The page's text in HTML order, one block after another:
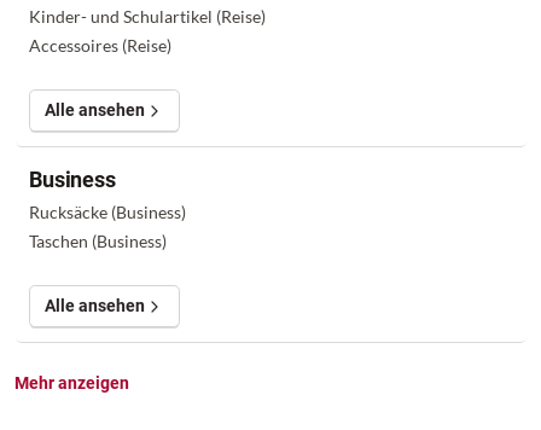
Kinder- und Schulartikel (Reise)
Accessoires (Reise)
Alle ansehen
Business
Rucksäcke (Business)
Taschen (Business)
Alle ansehen
Mehr anzeigen